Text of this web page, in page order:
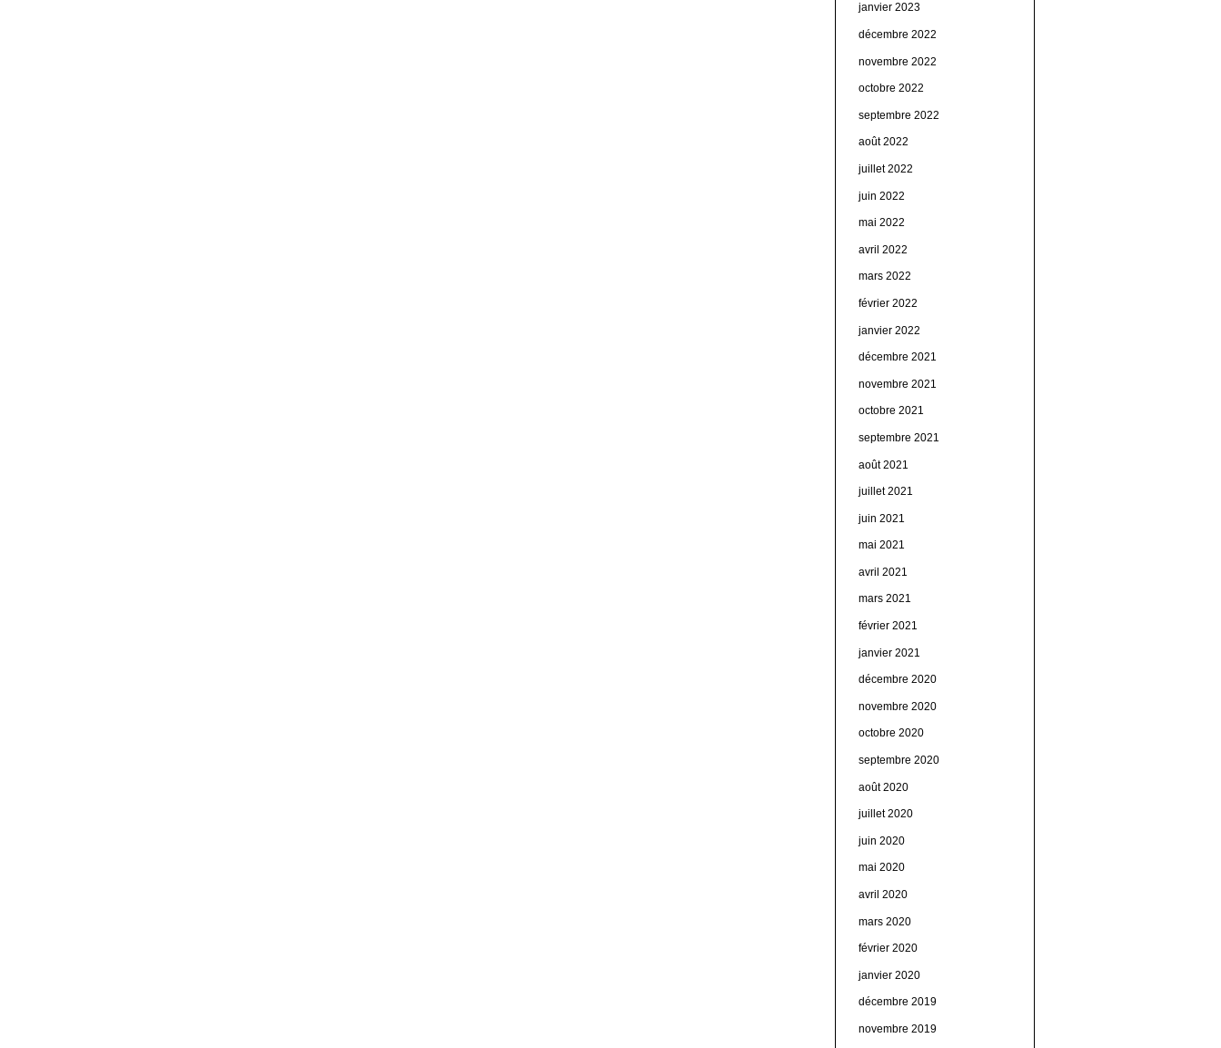
janvier 2023
décembre 2022
novembre 2022
octobre 2022
septembre 2022
août 2022
juillet 2022
juin 2022
mai 2022
avril 2022
mars 2022
février 2022
janvier 2022
décembre 2021
novembre 2021
octobre 2021
septembre 2021
août 2021
juillet 2021
juin 2021
mai 2021
avril 2021
mars 2021
février 2021
janvier 2021
décembre 2020
novembre 2020
octobre 2020
septembre 2020
août 2020
juillet 2020
juin 2020
mai 2020
avril 2020
mars 2020
février 2020
janvier 2020
décembre 2019
novembre 2019